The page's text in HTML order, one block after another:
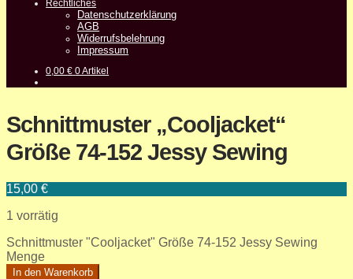
Rechtliches
Datenschutzerklärung
AGB
Widerrufsbelehrung
Impressum
0,00€ 0 Artikel
Schnittmuster „Cooljacket“
Größe 74-152 Jessy Sewing
15,00 €
1 vorrätig
Schnittmuster "Cooljacket" Größe 74-152 Jessy Sewing
Menge
In den Warenkorb